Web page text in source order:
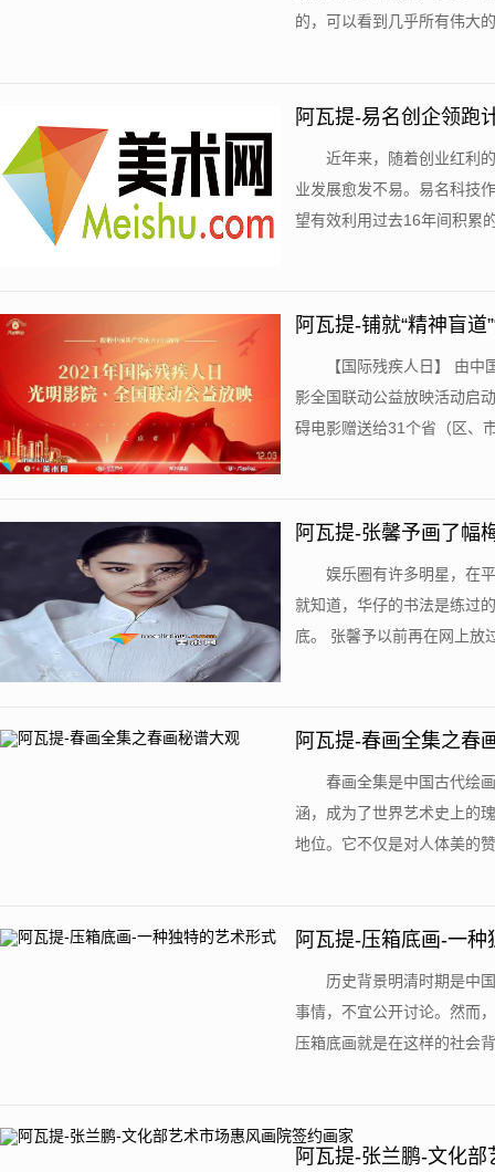
的，可以看到几乎所有伟大
阿瓦提-易名创企领跑
近年来，随着创业红利
业发展愈发不易。易名科技
望有效利用过去16年间积累
阿瓦提-铺就“精神盲
【国际残疾人日】 由中
影全国联动公益放映活动启
碍电影赠送给31个省（区、
阿瓦提-张馨予画了幅
娱乐圈有许多明星，在
就知道，华仔的书法是练过
底。 张馨予以前再在网上放
阿瓦提-春画全集之春
春画全集是中国古代绘
涵，成为了世界艺术史上的
地位。它不仅是对人体美的
阿瓦提-压箱底画-一
历史背景明清时期是中
事情，不宜公开讨论。然而
压箱底画就是在这样的社会
阿瓦提-张兰鹏-文化